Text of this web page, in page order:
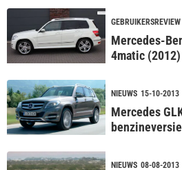
GEBRUIKERSREVIEW
Mercedes-
4matic (2012)
NIEUWS 15-10-2013
Mercedes
NIEUWS 08-08-2013